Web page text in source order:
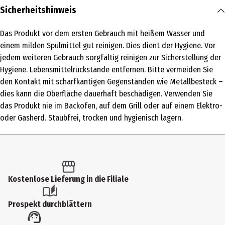
Inhalt
Produkttyp
Brotdosen
Geeignet für
Spuelmaschinen
Farbe
Organic Bio Circular, 100% recyclebar
Pflegehinweis
Koziol-Produkte sind spülmaschinengeeignet – bitte beachten Sie
die folgenden Pflegehinweise für eine lange Lebensdauer. Spülen
sie das Geschirr im oberen Korb Ihrer Spülmaschine oder von Hand
Sicherheitshinweis
Das Produkt vor dem ersten Gebrauch mit heißem Wasser und
einem milden Spülmittel gut reinigen. Dies dient der Hygiene. Vor
jedem weiteren Gebrauch sorgfältig reinigen zur Sicherstellung der
Hygiene. Lebensmittelrückstände entfernen. Bitte vermeiden Sie
den Kontakt mit scharfkantigen Gegenständen wie Metallbesteck –
dies kann die Oberfläche dauerhaft beschädigen. Verwenden Sie
das Produkt nie im Backofen, auf dem Grill oder auf einem Elektro-
oder Gasherd. Staubfrei, trocken und hygienisch lagern.
Kostenlose Lieferung in die Filiale
Prospekt durchblättern